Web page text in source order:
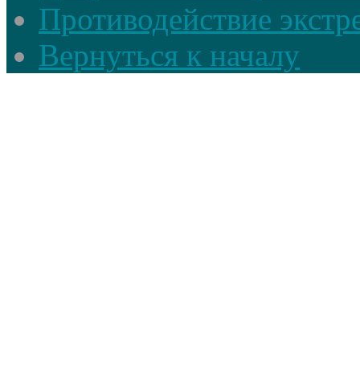
Противодействие
Вернуться к началу